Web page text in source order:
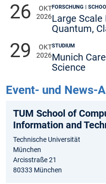
26
OKT
2026
FORSCHUNG |
Large Scale
Quantum,
29
OKT
2026
STUDIUM
Munich
Science
Event- und News-
TUM School of
Information and
Technische Universität
München
Arcisstraße 21
80333 München